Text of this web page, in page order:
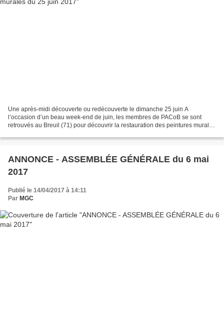
Une après-midi découverte ou redécouverte le dimanche 25 juin A
l’occasion d’un beau week-end de juin, les membres de PACoB se sont
retrouvés au Breuil (71) pour découvrir la restauration des peintures murales
ANNONCE - ASSEMBLÉE GÉNÉRALE du 6 mai
2017
Publié le 14/04/2017 à 14:11
Par MGC